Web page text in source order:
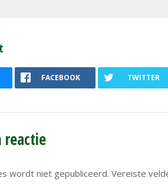
FACEBOOK TWITTER
reactie
wordt niet gepubliceerd. Vereiste